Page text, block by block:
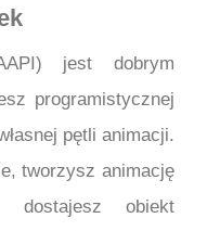
jest dobrym
programistycznej
pętli animacji.
tworzysz animację
obiekt